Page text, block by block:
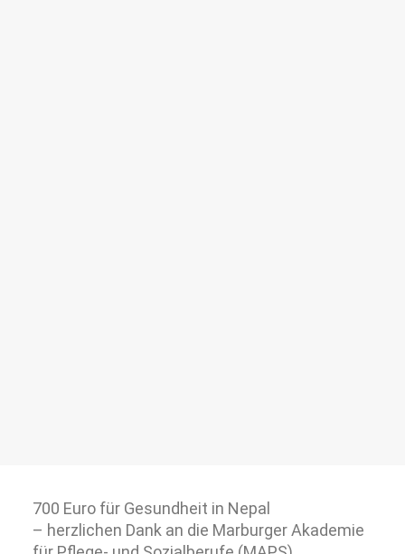
700 Euro für Gesundheit in Nepal
– herzlichen Dank an die Marburger Akademie